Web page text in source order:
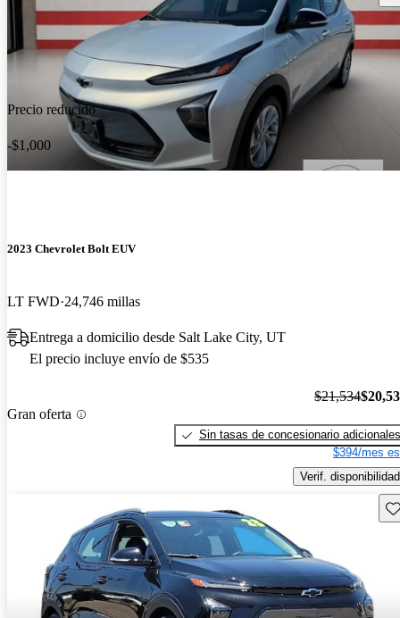
Precio reducido
-$1,000
2023 Chevrolet Bolt EUV
LT FWD 24,746 millas
Entrega a domicilio desde Salt Lake City, UT
El precio incluye envío de $535
Gran oferta
$21,534
Sin tasas de concesionario adicionales
$394/mes
Verif. disponibilidad